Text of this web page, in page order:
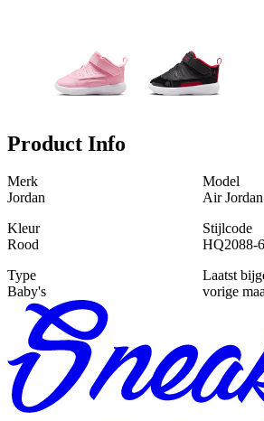
Product Info
Merk
Jordan
Model
Air
Kleur
Rood
Stijlcode
HQ2088-
Type
Baby's
Laatst
vorige